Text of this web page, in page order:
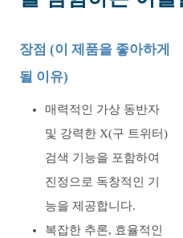
장점 (이 제품을 좋아하게
될 이유)
매력적인 가상 동반자
및 강력한 X(구 트위터)
검색 기능을 포함하여
진정으로 독창적인 기
능을 제공합니다.
복잡한 추론, 효율적인